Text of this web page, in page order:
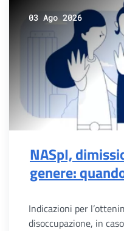
03 Ago 2026
NASpI,
genere:
Indicazioni per
disoccupazione, in